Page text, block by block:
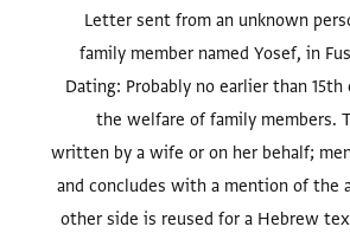
Letter sent from an unknown
family member named Yosef, in
Dating: Probably no earlier than
the welfare of family members.
written by a wife or on her behalf;
and concludes with a mention of the
other side is reused for a Hebrew